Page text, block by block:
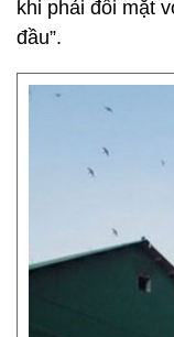
khi phải đối mặt
đầu”.